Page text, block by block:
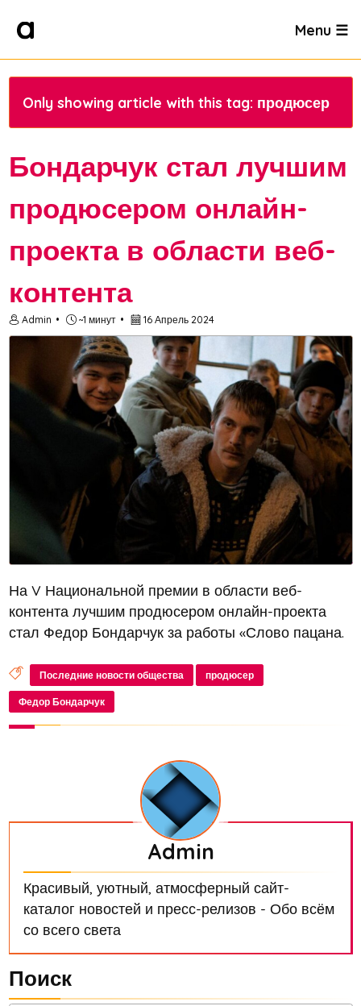
Menu ☰
Only showing article with this tag: продюсер
Бондарчук стал лучшим
продюсером онлайн-
проекта в области веб-
контента
Admin ~1 минут 16 Апрель 2024
На V Национальной премии в области веб-
контента лучшим продюсером онлайн-проекта
стал Федор Бондарчук за работы «Слово пацана.
передают РИА Новости.
Последние новости общества продюсер
Федор Бондарчук
Admin
Красивый, уютный, атмосферный сайт-
каталог новостей и пресс-релизов - Обо всём
со всего света
Поиск